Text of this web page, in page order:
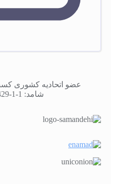
عضو اتحادیه کشوری
شامد: 1-1-869429-65-0-1